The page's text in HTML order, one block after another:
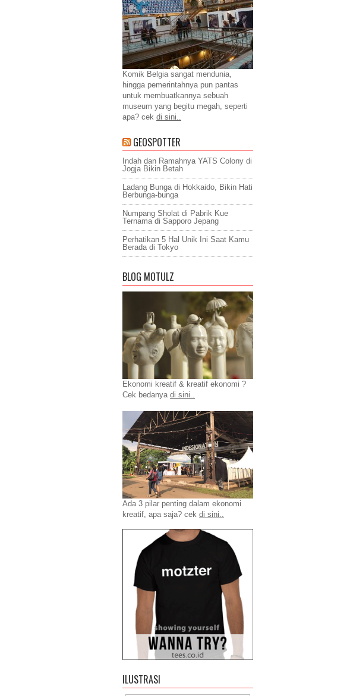
Komik Belgia sangat mendunia,
hingga pemerintahnya pun pantas
untuk membuatkannya sebuah
museum yang begitu megah, seperti
apa? cek di sini..
GEOSPOTTER
Indah dan Ramahnya YATS Colony di
Jogja Bikin Betah
Ladang Bunga di Hokkaido, Bikin Hati
Berbunga-bunga
Numpang Sholat di Pabrik Kue
Ternama di Sapporo Jepang
Perhatikan 5 Hal Unik Ini Saat Kamu
Berada di Tokyo
BLOG MOTULZ
Ekonomi kreatif & kreatif ekonomi ?
Cek bedanya di sini..
Ada 3 pilar penting dalam ekonomi
kreatif, apa saja? cek di sini..
ILUSTRASI